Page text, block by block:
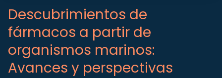
Descubrimientos de
fármacos a partir de
organismos marinos:
Avances y perspectivas